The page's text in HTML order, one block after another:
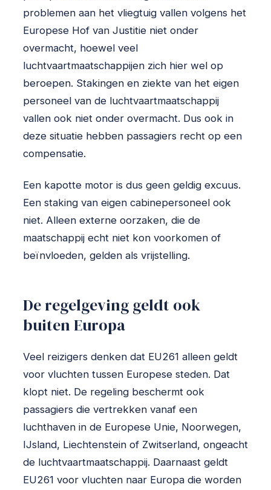
problemen aan het vliegtuig vallen volgens het
Europese Hof van Justitie niet onder
overmacht, hoewel veel
luchtvaartmaatschappijen zich hier wel op
beroepen. Stakingen en ziekte van het eigen
personeel van de luchtvaartmaatschappij
vallen ook niet onder overmacht. Dus ook in
deze situatie hebben passagiers recht op een
compensatie.
Een kapotte motor is dus geen geldig excuus.
Een staking van eigen cabinepersoneel ook
niet. Alleen externe oorzaken, die de
maatschappij echt niet kon voorkomen of
beïnvloeden, gelden als vrijstelling.
De regelgeving geldt ook
buiten Europa
Veel reizigers denken dat EU261 alleen geldt
voor vluchten tussen Europese steden. Dat
klopt niet. De regeling beschermt ook
passagiers die vertrekken vanaf een
luchthaven in de Europese Unie, Noorwegen,
IJsland, Liechtenstein of Zwitserland, ongeacht
de luchtvaartmaatschappij. Daarnaast geldt
EU261 voor vluchten naar Europa die worden